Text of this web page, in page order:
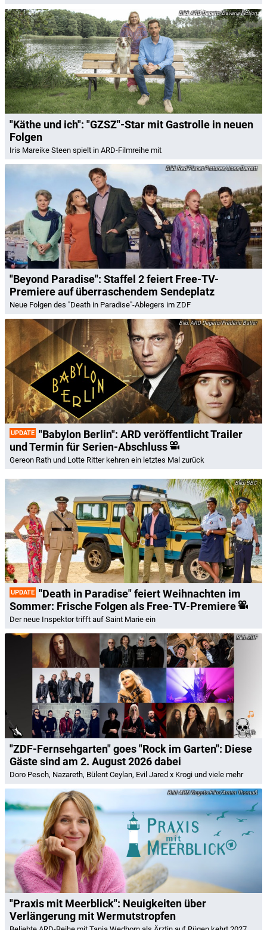
ARD Degeto/Bavaria Fiction
"Käthe und ich": "GZSZ"-Star mit Gastrolle in neuen
Folgen
Iris Mareike Steen spielt in ARD-Filmreihe mit
Red Planet Pictures/Joss Barratt
"Beyond Paradise": Staffel 2 feiert Free-TV-
Premiere auf überraschendem Sendeplatz
Neue Folgen des "Death in Paradise"-Ablegers im ZDF
ARD Degeto/Frédéric Batier
UPDATE "Babylon Berlin": ARD veröffentlicht Trailer
und Termin für Serien-Abschluss
Gereon Rath und Lotte Ritter kehren ein letztes Mal zurück
BBC
UPDATE "Death in Paradise" feiert Weihnachten im
Sommer: Frische Folgen als Free-TV-Premiere
Der neue Inspektor trifft auf Saint Marie ein
ZDF
"ZDF-Fernsehgarten" goes "Rock im Garten": Diese
Gäste sind am 2. August 2026 dabei
Doro Pesch, Nazareth, Bülent Ceylan, Evil Jared x Krogi und viele mehr
ARD Degeto Film/Arnim Thomaß
"Praxis mit Meerblick": Neuigkeiten über
Verlängerung mit Wermutstropfen